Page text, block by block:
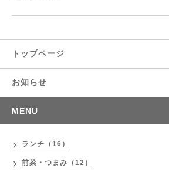
トップページ
お知らせ
MENU
ランチ（16）
前菜・つまみ（12）